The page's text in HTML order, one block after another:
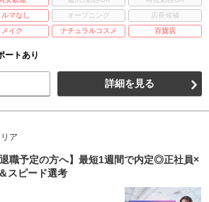
ルマなし オープニング
店長候補
メイク ナチュラルコスメ 百貨店
ートあり
詳細を見る
ア
退職予定の方へ】最短1週間で内定◎正社員×
スピード選考